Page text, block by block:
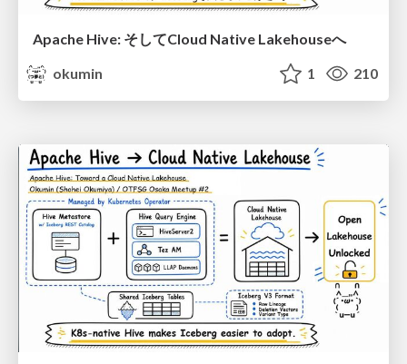
Apache Hive: そしてCloud Native Lakehouseへ
okumin
1 210